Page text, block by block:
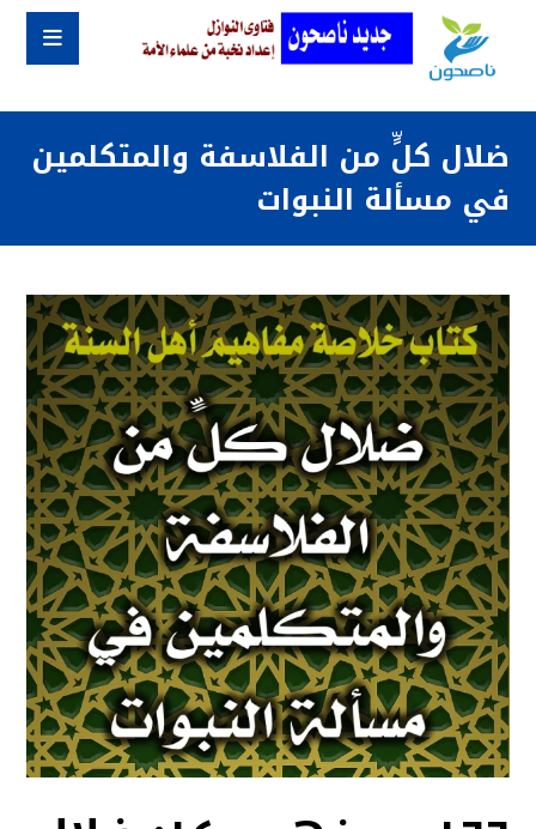
ضلال كلٍّ من الفلاسفة والمتكلمين
في مسألة النبوات